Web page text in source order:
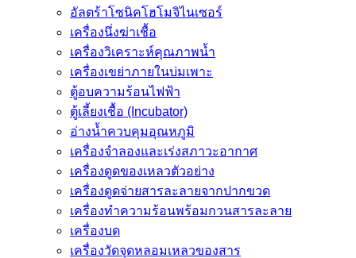
อัลตร้าโซนิคโฮโมจิไนเซอร์
เครื่องนึ่งฆ่าเชื้อ
เครื่องวิเคราะห์คุณภาพน้ำ
เครื่องเขย่าภายในบ่มเพาะ
ตู้อบความร้อนไฟฟ้า
ตู้เลี้ยงเชื้อ (Incubator)
อ่างน้ำควบคุมอุณหภูมิ
เครื่องจำลองและเร่งสภาวะอากาศ
เครื่องดูดของเหลวตัวอย่าง
เครื่องดูดจ่ายสารละลายจากปากขวด
เครื่องทำความร้อนพร้อมกวนสารละลาย
เครื่องบด
เครื่องวัดจุดหลอมเหลวของสาร